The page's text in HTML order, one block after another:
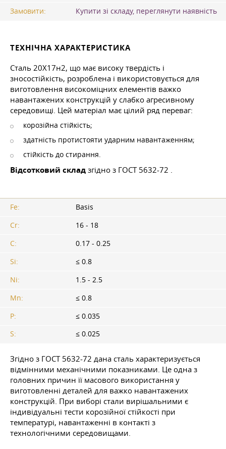
Замовити:
Купити зі складу, переглянути наявність
ТЕХНІЧНА ХАРАКТЕРИСТИКА
Сталь 20Х17н2, що має високу твердість і
зносостійкість, розроблена і використовується для
виготовлення високоміцних елементів важко
навантажених конструкцій у слабко агресивному
середовищі. Цей матеріал має цілий ряд переваг:
корозійна стійкість;
здатність протистояти ударним навантаженням;
стійкість до стирання.
Відсотковий склад згідно з ГОСТ 5632-72 .
Fe:
Basis
Cr:
16 - 18
C:
0.17 - 0.25
Si:
≤ 0.8
Ni:
1.5 - 2.5
Mn:
≤ 0.8
P:
≤ 0.035
S:
≤ 0.025
Згідно з ГОСТ 5632-72 дана сталь характеризується
відмінними механічними показниками. Це одна з
головних причин її масового використання у
виготовленні деталей для важко навантажених
конструкцій. При виборі стали вирішальними є
індивідуальні тести корозійної стійкості при
температурі, навантаженні в контакті з
технологічними середовищами.